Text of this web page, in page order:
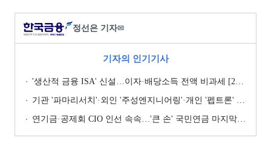
정선은 기자✉
기자의 인기기사
'생산적 금융 ISA' 신설…이자·배당소득 전액 비과세 [2026 세제개편안]
기관 '파마리서치'·외인 '주성엔지니어링'·개인 '펩트론' 1위 [주간 코스닥 순매수- 2026년 7월27일~7월31일]
연기금·공제회 CIO 인선 속속…'큰 손' 국민연금 마지막 타자